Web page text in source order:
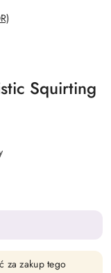
Squirting
za zakup tego